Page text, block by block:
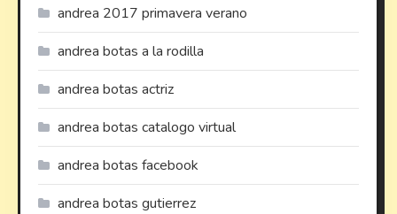
andrea 2017 primavera verano
andrea botas a la rodilla
andrea botas actriz
andrea botas catalogo virtual
andrea botas facebook
andrea botas gutierrez